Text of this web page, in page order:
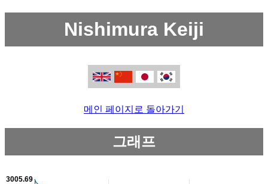
Nishimura Keiji
메인 페이지로 돌아가기
그래프
3005.69